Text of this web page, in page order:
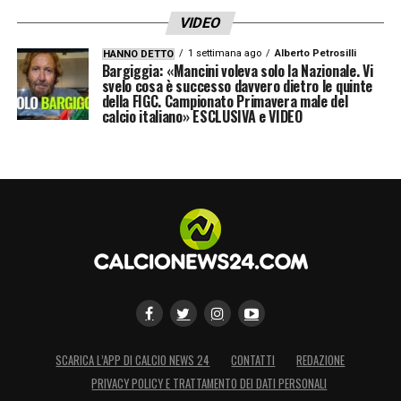
VIDEO
HANNO DETTO 1 settimana ago Alberto Petrosilli
Bargiggia: «Mancini voleva solo la Nazionale. Vi
svelo cosa è successo davvero dietro le quinte
della FIGC. Campionato Primavera male del
calcio italiano» ESCLUSIVA e VIDEO
SCARICA L’APP DI CALCIO NEWS 24 CONTATTI
REDAZIONE
PRIVACY POLICY E TRATTAMENTO DEI DATI PERSONALI